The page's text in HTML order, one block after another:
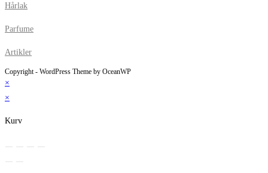
Hårlak
Parfume
Artikler
Copyright - WordPress Theme by OceanWP
×
×
Kurv